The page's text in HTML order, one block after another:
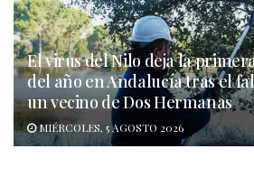
El virus del Nilo deja la
del año en Andalucía tras el
un vecino de Dos Hermanas
MIÉRCOLES, 5 AGOSTO 2026